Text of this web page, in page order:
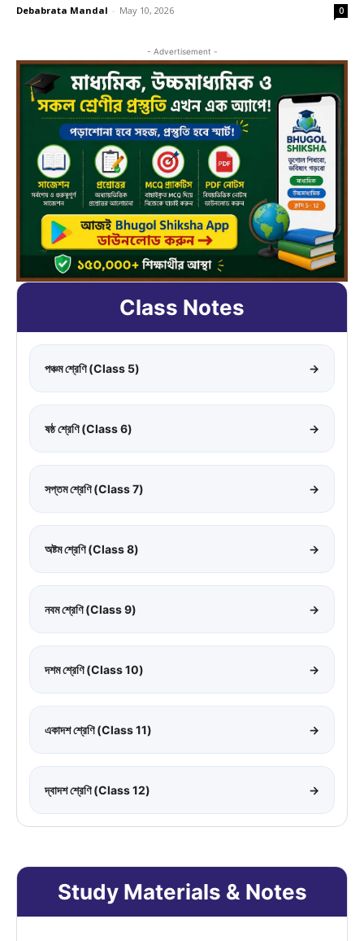
Debabrata Mandal - May 10, 2026 0
- Advertisement -
Class Notes
পঞ্চম শ্রেণি (Class 5) →
ষষ্ঠ শ্রেণি (Class 6) →
সপ্তম শ্রেণি (Class 7) →
অষ্টম শ্রেণি (Class 8) →
নবম শ্রেণি (Class 9) →
দশম শ্রেণি (Class 10) →
একাদশ শ্রেণি (Class 11) →
দ্বাদশ শ্রেণি (Class 12) →
Study Materials & Notes